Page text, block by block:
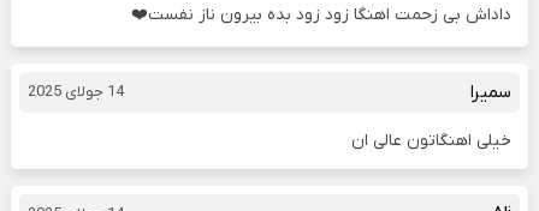
داداش بی‌ زحمت اهنگا زود زود بده بیرون ناز نفست❤️
سمیرا 14 جولای 2025
خیلی اهنگاتون عالی ان